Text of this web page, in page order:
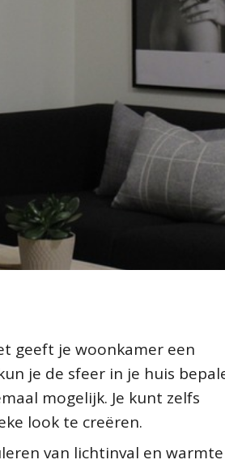
geeft je woonkamer een
je de sfeer in je huis
mogelijk. Je kunt zelfs
look te creëren.
van lichtinval en